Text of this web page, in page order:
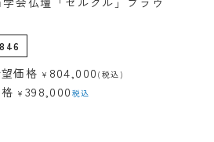
価格 ¥ 804,000 (税込)
¥ 398,000 税込